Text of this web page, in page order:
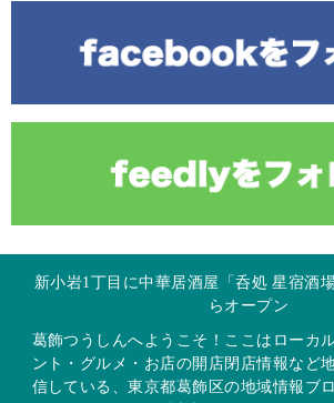
新小岩1丁目に中華居酒屋「呑処 星宿酒
らオープン
葛飾つうしんへようこそ！ここはローカ
ント・グルメ・お店の開店閉店情報など
信している、東京都葛飾区の地域情報ブ